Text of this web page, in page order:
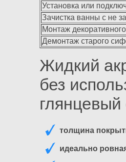
Установка или
Зачистка ванны с не
Монтаж
Демонтаж старого
Жидкий
без
глянцевый
толщина
идеально